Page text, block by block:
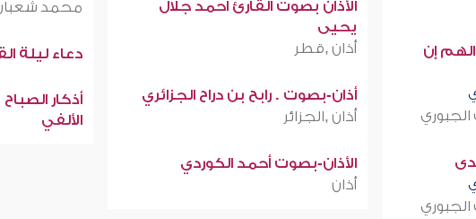
إن
الجبوري
الجبوري
الأذان بصوت القارئ أحمد جلال
يحيى
أذان ,قطر
أذان-بصوت . رابح بن دراح الجزائري
أذان ,الجزائر
الأذان-بصوت أحمد الكوردي
أذان
محمد شعبان
دعاء ليلة
أذكار
الألفي